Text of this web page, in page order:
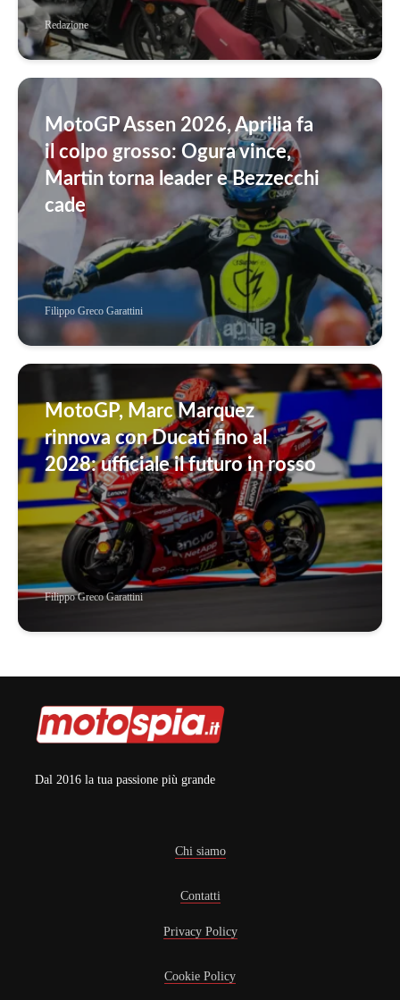
Redazione
MotoGP Assen 2026, Aprilia fa
il colpo grosso: Ogura vince,
Martin torna leader e Bezzecchi
cade
Filippo Greco Garattini
MotoGP, Marc Marquez
rinnova con Ducati fino al
2028: ufficiale il futuro in rosso
Filippo Greco Garattini
Dal 2016 la tua passione più grande
Chi siamo
Contatti
Privacy Policy
Cookie Policy